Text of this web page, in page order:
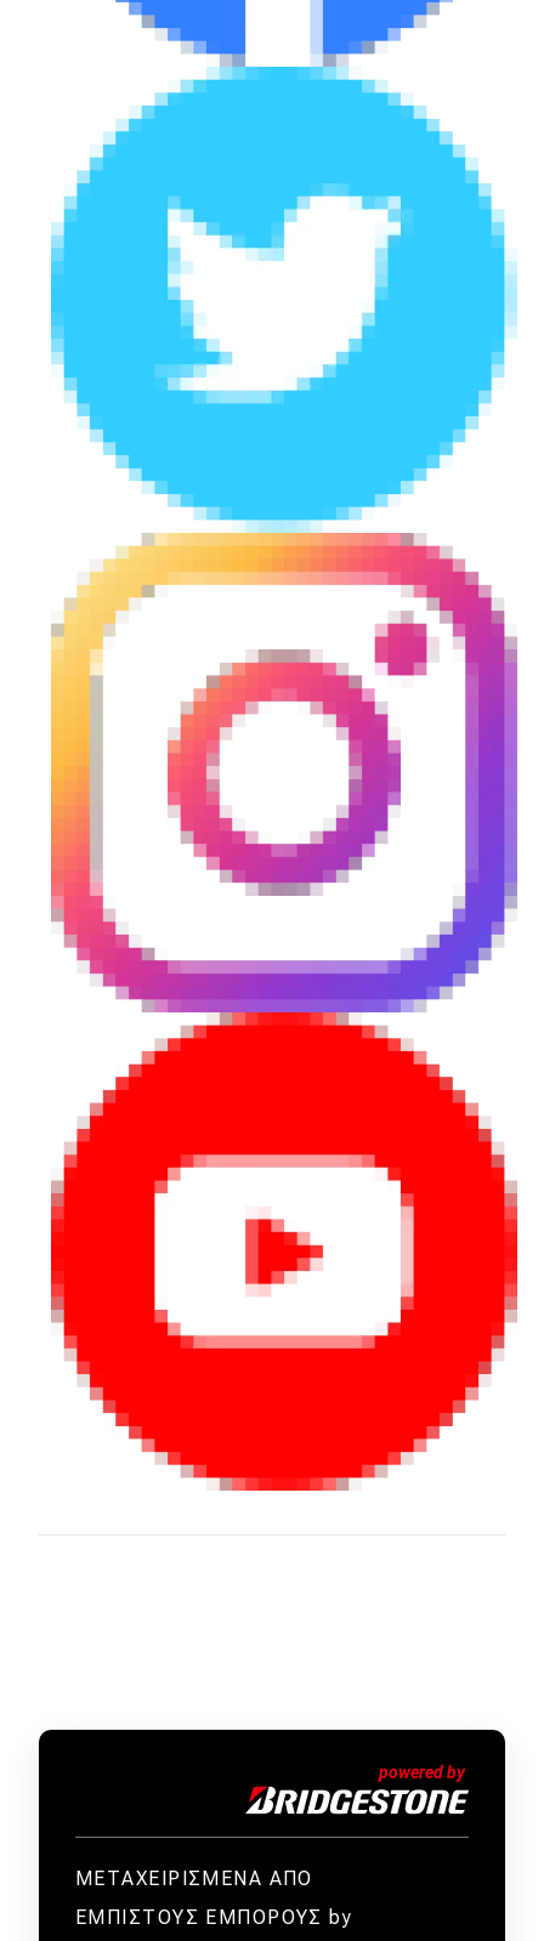
ΜΕΤΑΧΕΙΡΙΣΜΕΝΑ ΑΠΟ
ΕΜΠΙΣΤΟΥΣ ΕΜΠΟΡΟΥΣ by